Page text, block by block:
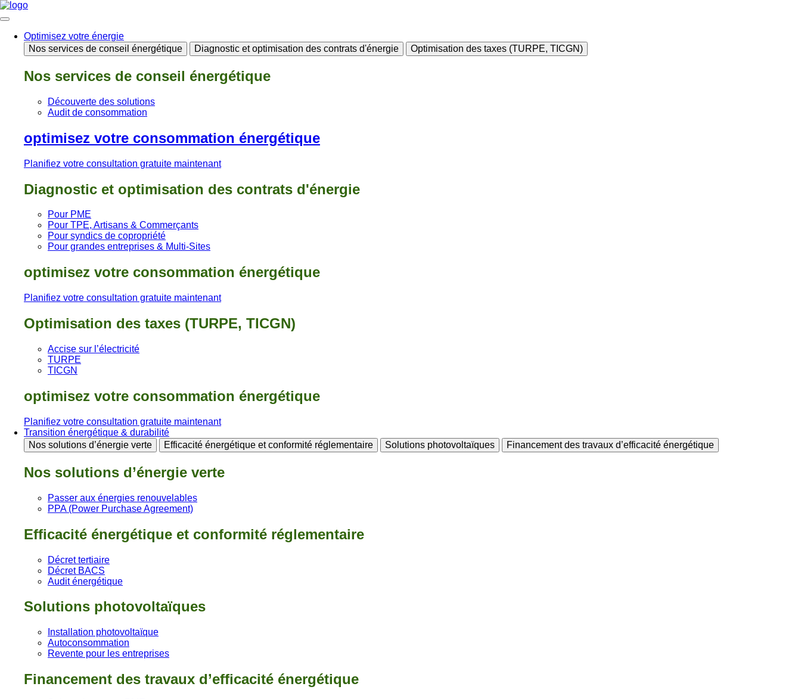
Aller
au
Optimisez votre énergie
Nos services de conseil énergétique
Diagnostic et optimisation des contrats d'énergie Optimisation des taxes (TURPE, TICGN)
Nos services de conseil énergétique
Découverte des solutions
Audit de consommation
optimisez votre consommation énergétique
Planifiez votre consultation gratuite maintenant
Diagnostic et optimisation des contrats d'énergie
Pour PME
Pour TPE, Artisans & Commerçants
Pour syndics de copropriété
Pour grandes entreprises & Multi-Sites
optimisez votre consommation énergétique
Planifiez votre consultation gratuite maintenant
Optimisation des taxes (TURPE, TICGN)
Accise sur l’électricité
TURPE
TICGN
optimisez votre consommation énergétique
Planifiez votre consultation gratuite maintenant
Transition énergétique & durabilité
Nos solutions d’énergie verte
Efficacité énergétique et conformité réglementaire Solutions photovoltaïques Financement des travaux d’efficacité énergétique
Nos solutions d’énergie verte
Passer aux énergies renouvelables
PPA (Power Purchase Agreement)
Efficacité énergétique et conformité réglementaire
Décret tertiaire
Décret BACS
Audit énergétique
Solutions photovoltaïques
Installation photovoltaïque
Autoconsommation
Revente pour les entreprises
Financement des travaux d’efficacité énergétique